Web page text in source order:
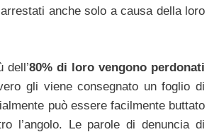
arrestati anche solo a causa della loro
dell’80% di loro vengono perdonati
gli viene consegnato un foglio di
può essere facilmente buttato
l’angolo. Le parole di denuncia di